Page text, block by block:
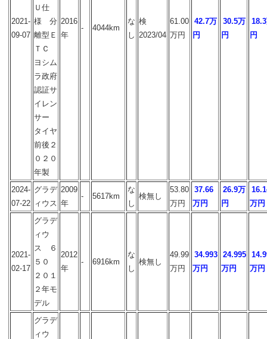
2021-
09-07
Ｕ仕
様 分
離型Ｅ
ＴＣ
ヨシム
ラ政府
認証サ
イレン
サー
タイヤ
前後２
０２０
年製
2016
年
- 4044km
な
し
検
2023/04
61.00
万円
42.7万
円
30.5万
円
円
2024-
07-22
グラデ
ィウス
2009
年
- 5617km
な
し
検無し
53.80
万円
37.66
万円
26.9万
円
万円
2021-
02-17
グラデ
ィウ
ス ６
５０
２０１
２年モ
デル
2012
年
- 6916km
な
し
検無し
49.99
万円
34.993
万円
24.995
万円
万円
グラデ
ィウ